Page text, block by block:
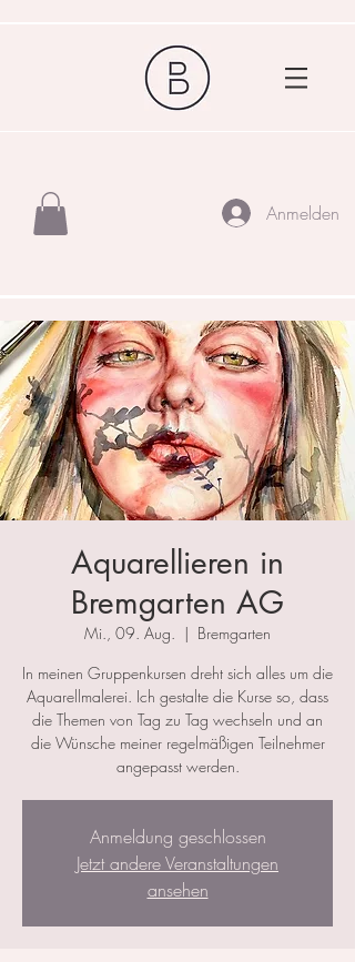
Anmelden
Aquarellieren in
Bremgarten AG
Mi., 09. Aug.
  |
Bremgarten
In meinen Gruppenkursen dreht sich alles um die
Aquarellmalerei. Ich gestalte die Kurse so, dass
die Themen von Tag zu Tag wechseln und an
die Wünsche meiner regelmäßigen Teilnehmer
angepasst werden.
Anmeldung geschlossen
Jetzt andere Veranstaltungen
ansehen